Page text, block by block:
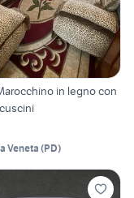
in legno con
Veneta(PD)